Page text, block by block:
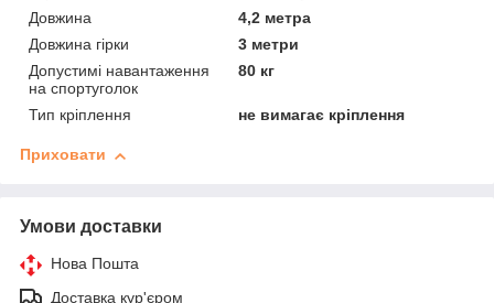
Довжина
4,2 метра
Довжина гірки
3 метри
Допустимі навантаження
на спортуголок
80 кг
Тип кріплення не вимагає кріплення
Приховати
Умови доставки
Нова Пошта
Доставка кур'єром